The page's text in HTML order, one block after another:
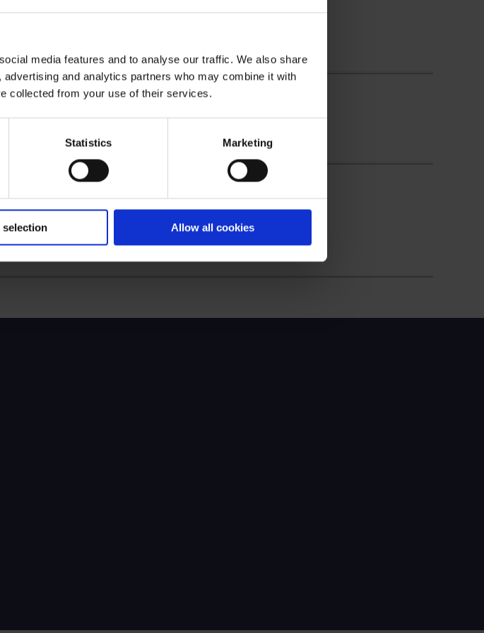
media features and to analyse our traffic. We also share
and analytics partners who may combine it with
collected from your use of their services.
Statistics Marketing
selection Allow all cookies
pas une
?
Non